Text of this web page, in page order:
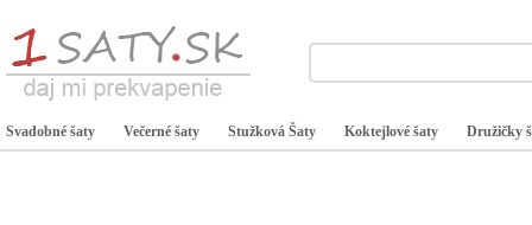
Svadobné šaty Večerné šaty Stužková Šaty Koktejlové šaty Družičky